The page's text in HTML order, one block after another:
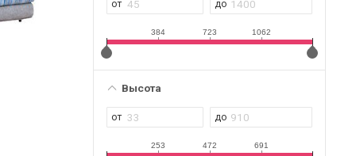
384 723 1062
Высота
253 472 691